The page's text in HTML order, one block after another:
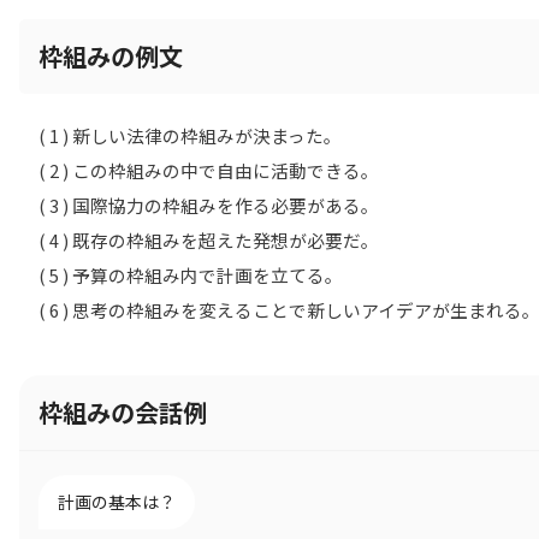
枠組みの例文
( 1 ) 新しい法律の枠組みが決まった。
( 2 ) この枠組みの中で自由に活動できる。
( 3 ) 国際協力の枠組みを作る必要がある。
( 4 ) 既存の枠組みを超えた発想が必要だ。
( 5 ) 予算の枠組み内で計画を立てる。
( 6 ) 思考の枠組みを変えることで新しいアイデアが生まれる。
枠組みの会話例
計画の基本は？